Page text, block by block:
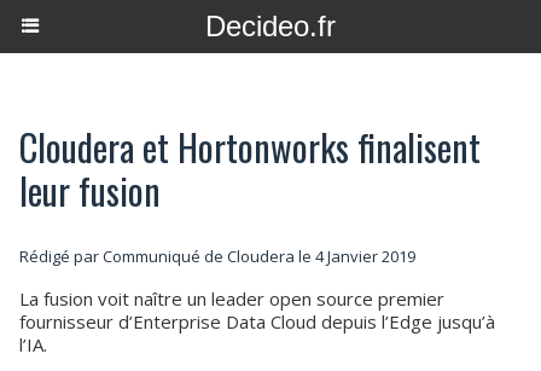
Decideo.fr
Cloudera et Hortonworks finalisent
leur fusion
Rédigé par Communiqué de Cloudera le 4 Janvier 2019
La fusion voit naître un leader open source premier
fournisseur d’Enterprise Data Cloud depuis l’Edge jusqu’à
l’IA.